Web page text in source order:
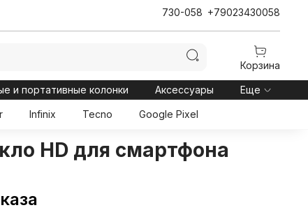
730-058 +79023430058
Корзина
и портативные колонки Аксессуары Еще
Infinix Tecno Google Pixel
HD для смартфона